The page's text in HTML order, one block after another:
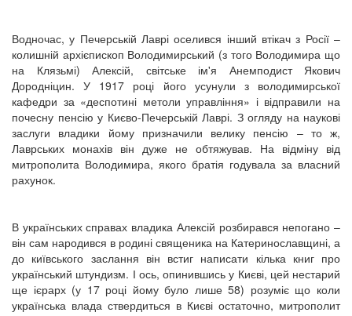
Водночас, у Печерській Лаврі оселився інший втікач з Росії –
колишній архієпископ Володимирський (з того Володимира що
на Клязьмі) Алексій, світське ім'я Анемподист Якович
Дородніцин. У 1917 році його усунули з володимирської
кафедри за «деспотині метоли управління» і відправили на
почесну пенсію у Києво-Печерській Лаврі. З огляду на наукові
заслуги владики йому призначили велику пенсію – то ж,
Лаврських монахів він дуже не обтяжував. На відміну від
митрополита Володимира, якого братія годувала за власний
рахунок.
В українських справах владика Алексій розбирався непогано –
він сам народився в родині священика на Катеринославщині, а
до київського заслання він встиг написати кілька книг про
український штундизм. І ось, опинившись у Києві, цей нестарий
ще ієрарх (у 17 році йому було лише 58) розуміє що коли
українська влада ствердиться в Києві остаточно, митрополит